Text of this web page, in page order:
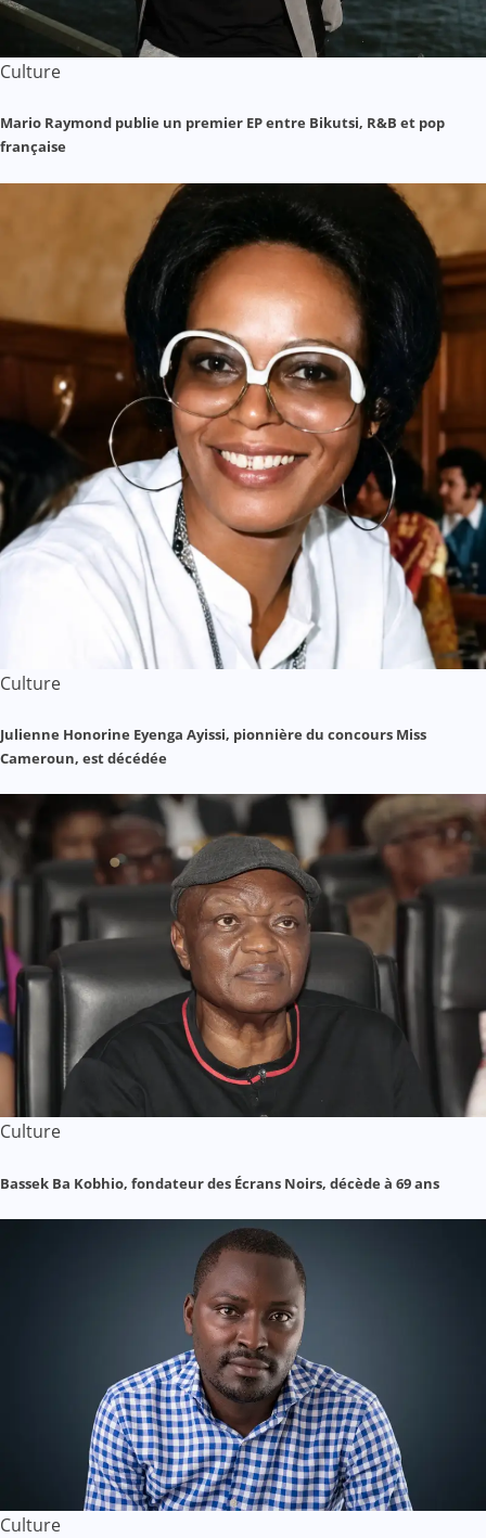
Culture
Mario Raymond publie un premier EP entre Bikutsi, R&B et pop
française
Culture
Julienne Honorine Eyenga Ayissi, pionnière du concours Miss
Cameroun, est décédée
Culture
Bassek Ba Kobhio, fondateur des Écrans Noirs, décède à 69 ans
Culture